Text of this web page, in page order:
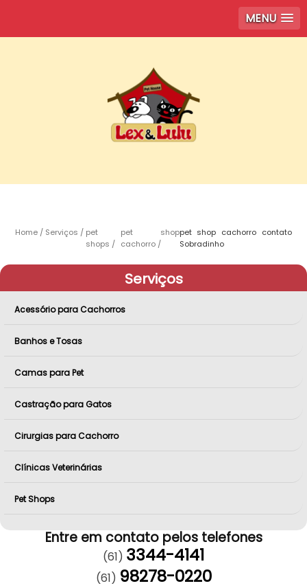
MENU
Home Serviços
pet
shops
pet shop
cachorro
pet shop cachorro contato
Sobradinho
Serviços
Acessório para Cachorros
Banhos e Tosas
Camas para Pet
Castração para Gatos
Cirurgias para Cachorro
Clínicas Veterinárias
Pet Shops
Entre em contato pelos telefones
(61) 3344-4141
(61) 98278-0220